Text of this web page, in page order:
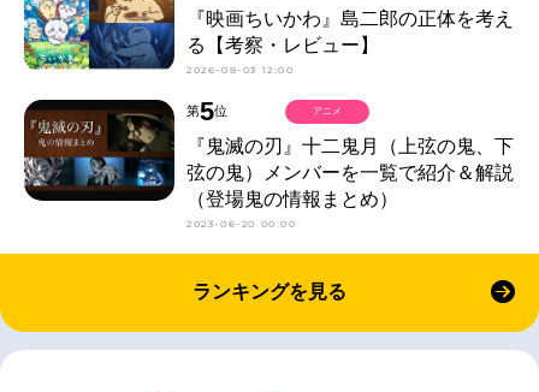
『映画ちいかわ』島二郎の正体を考え
る【考察・レビュー】
2026-08-03 12:00
第5位
『鬼滅の刃』十二鬼月（上弦の鬼、下
弦の鬼）メンバーを一覧で紹介＆解説
（登場鬼の情報まとめ）
2023-06-20 00:00
アニメ
ランキングを見る